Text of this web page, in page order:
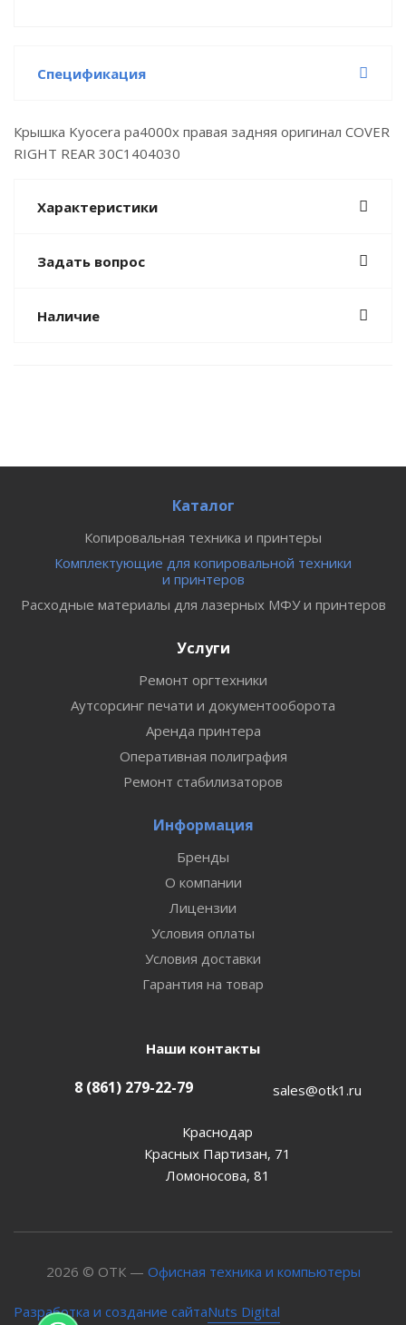
Спецификация
Крышка Kyocera pa4000x правая задняя оригинал COVER
RIGHT REAR 30C1404030
Характеристики
Задать вопрос
Наличие
Каталог
Копировальная техника и принтеры
Комплектующие для копировальной техники
и принтеров
Расходные материалы для лазерных МФУ и принтеров
Услуги
Ремонт оргтехники
Аутсорсинг печати и документооборота
Аренда принтера
Оперативная полиграфия
Ремонт стабилизаторов
Информация
Бренды
О компании
Лицензии
Условия оплаты
Условия доставки
Гарантия на товар
Наши контакты
8 (861) 279-22-79 sales@otk1.ru
Краснодар
Красных Партизан, 71
Ломоносова, 81
2026 © ОТК — Офисная техника и компьютеры
Разработка и создание сайтаNuts Digital